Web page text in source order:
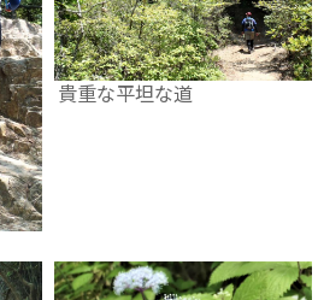
貴重な平坦な道